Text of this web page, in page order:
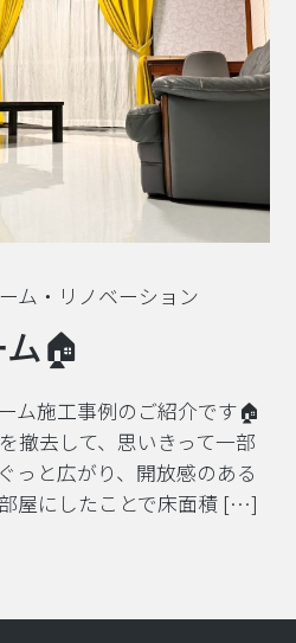
ム・リノベーション
🏠
ム施工事例のご紹介です🏠
撤去して、思いきって一部
っと広がり、開放感のある
屋にしたことで床面積 […]